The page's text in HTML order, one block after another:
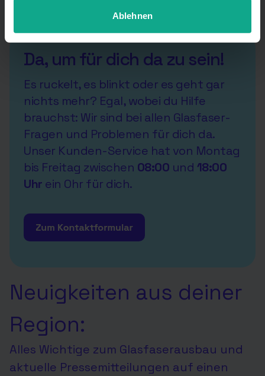
Ablehnen
Da, um für dich da zu sein!
Es ruckelt, es blinkt oder es geht gar
nichts mehr? Egal, wobei du Hilfe
brauchst: Wir sind bei allen Glasfaser-
Fragen und Problemen für dich da.
Unser Kunden-Service hat von Montag
bis Freitag zwischen 08:00 und 18:00
Uhr ein Ohr für dich.
Neuigkeiten aus deiner
Region:
Alles Wichtige zum Glasfaserausbau und
aktuelle Pressemitteilungen auf einen